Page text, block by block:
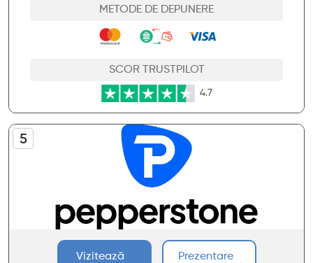
METODE DE DEPUNERE
SCOR TRUSTPILOT
4.7
Vizitează
Prezentare